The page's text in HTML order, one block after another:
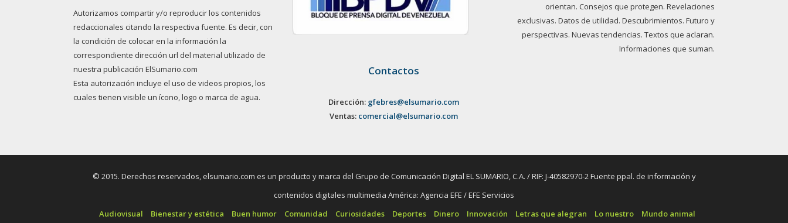
Autorizamos compartir y/o reproducir los contenidos
redaccionales citando la respectiva fuente. Es decir, con
la condición de colocar en la información la
correspondiente dirección url del material utilizado de
nuestra publicación ElSumario.com
Esta autorización incluye el uso de videos propios, los
cuales tienen visible un ícono, logo o marca de agua.
Contactos
Dirección: gfebres@elsumario.com
Ventas: comercial@elsumario.com
orientan. Consejos que protegen. Revelaciones
exclusivas. Datos de utilidad. Descubrimientos. Futuro y
perspectivas. Nuevas tendencias. Textos que aclaran.
Informaciones que suman.
© 2015. Derechos reservados, elsumario.com es un producto y marca del Grupo de Comunicación Digital EL SUMARIO, C.A. / RIF: J-40582970-2 Fuente ppal. de información y
contenidos digitales multimedia América: Agencia EFE / EFE Servicios
Audiovisual
Bienestar y estética Buen humor Comunidad Curiosidades Deportes Dinero Innovación Letras que alegran Lo nuestro Mundo animal